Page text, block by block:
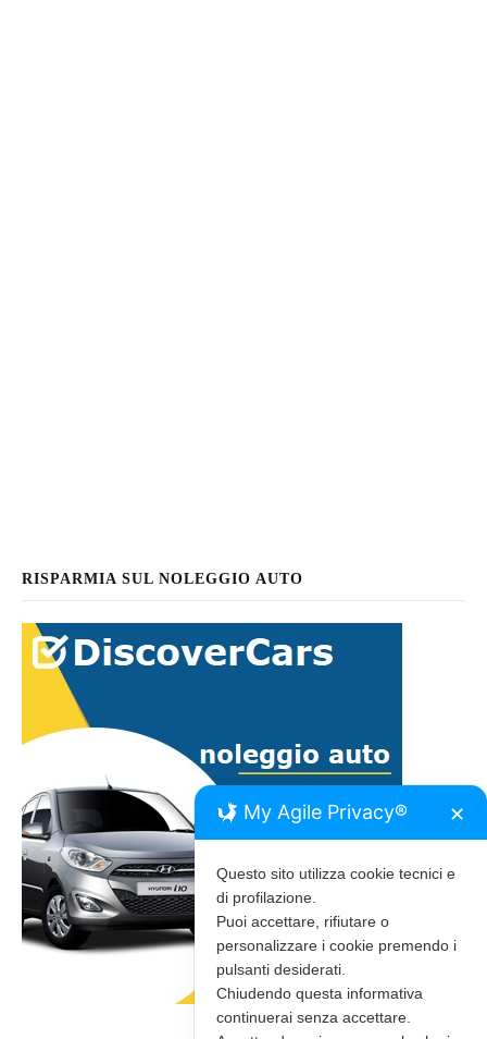
RISPARMIA SUL NOLEGGIO AUTO
My Agile Privacy® ✕
Questo sito utilizza cookie tecnici e
di profilazione.
Puoi accettare, rifiutare o
personalizzare i cookie premendo i
pulsanti desiderati.
Chiudendo questa informativa
continuerai senza accettare.